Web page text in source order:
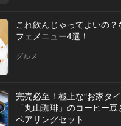
これ飲んじゃってよいの？
フェメニュー4選！
グルメ
完売必至！極上な“お家タイ
「丸山珈琲」のコーヒー
ペアリングセット